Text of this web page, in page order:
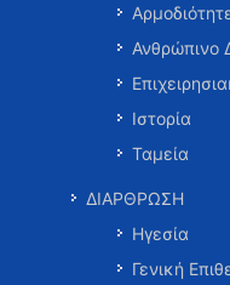
Ανθρώπινο
Ιστορία
Ταμεία
ΔΙΑΡΘΡΩΣΗ
Ηγεσία
Γενική